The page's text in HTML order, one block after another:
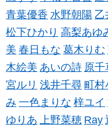
青葉優香 水野朝陽 乙
松下ひかり 高梨あゆ
美 春日もな 葛木りむ
木絵美 あいの詩 原千
宮ルリ 浅井千尋 町村
み 一色まりな 梓ユイ
ゆりあ 上野菜穂 Ray